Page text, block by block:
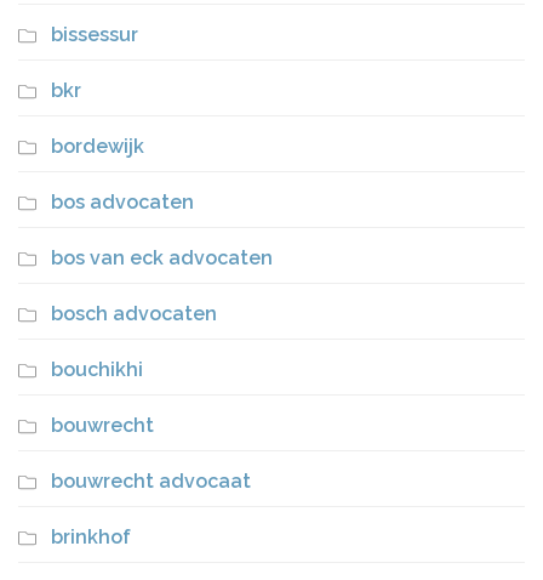
bissessur
bkr
bordewijk
bos advocaten
bos van eck advocaten
bosch advocaten
bouchikhi
bouwrecht
bouwrecht advocaat
brinkhof